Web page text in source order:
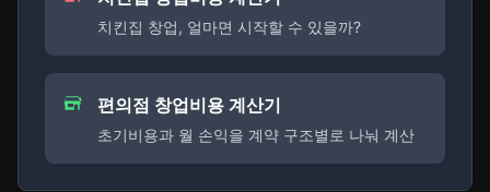
치킨집 창업, 얼마면 시작할 수 있을까?
편의점 창업비용 계산기
초기비용과 월 손익을 계약 구조별로 나눠 계산